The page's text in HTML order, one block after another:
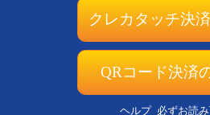
クレカタッチ決
QRコード決済
ヘルプ 必ずお読